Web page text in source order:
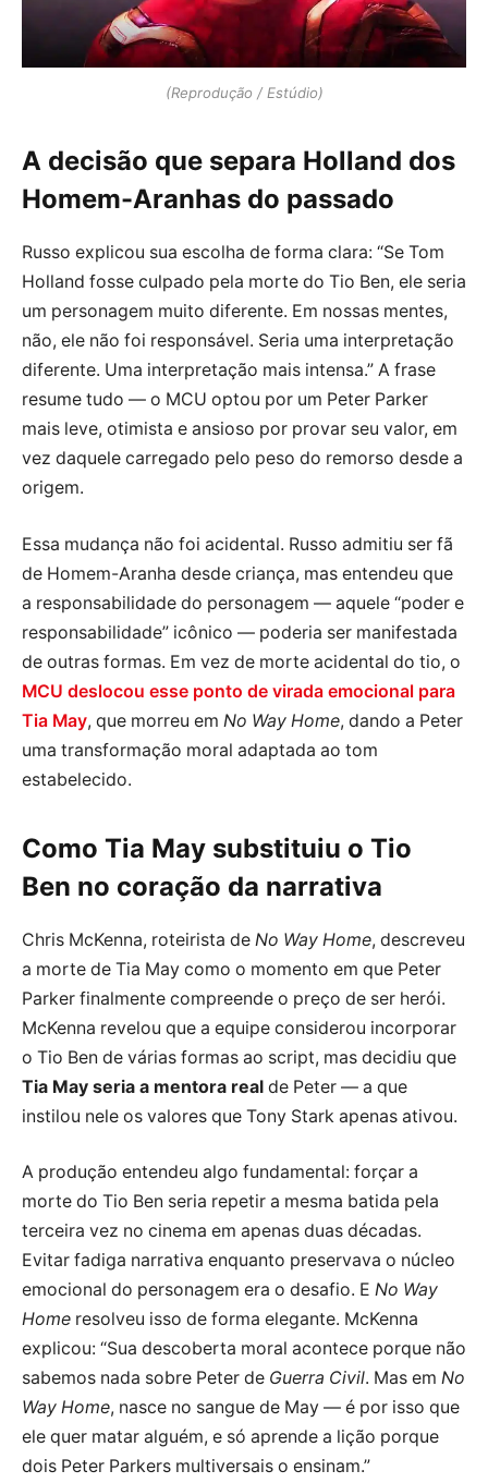
(Reprodução / Estúdio)
A decisão que separa Holland dos
Homem-Aranhas do passado
Russo explicou sua escolha de forma clara: “Se Tom
Holland fosse culpado pela morte do Tio Ben, ele seria
um personagem muito diferente. Em nossas mentes,
não, ele não foi responsável. Seria uma interpretação
diferente. Uma interpretação mais intensa.” A frase
resume tudo — o MCU optou por um Peter Parker
mais leve, otimista e ansioso por provar seu valor, em
vez daquele carregado pelo peso do remorso desde a
origem.
Essa mudança não foi acidental. Russo admitiu ser fã
de Homem-Aranha desde criança, mas entendeu que
a responsabilidade do personagem — aquele “poder e
responsabilidade” icônico — poderia ser manifestada
de outras formas. Em vez de morte acidental do tio, o
MCU deslocou esse ponto de virada emocional para
Tia May, que morreu em No Way Home, dando a Peter
uma transformação moral adaptada ao tom
estabelecido.
Como Tia May substituiu o Tio
Ben no coração da narrativa
Chris McKenna, roteirista de No Way Home, descreveu
a morte de Tia May como o momento em que Peter
Parker finalmente compreende o preço de ser herói.
McKenna revelou que a equipe considerou incorporar
o Tio Ben de várias formas ao script, mas decidiu que
Tia May seria a mentora real de Peter — a que
instilou nele os valores que Tony Stark apenas ativou.
A produção entendeu algo fundamental: forçar a
morte do Tio Ben seria repetir a mesma batida pela
terceira vez no cinema em apenas duas décadas.
Evitar fadiga narrativa enquanto preservava o núcleo
emocional do personagem era o desafio. E No Way
Home resolveu isso de forma elegante. McKenna
explicou: “Sua descoberta moral acontece porque não
sabemos nada sobre Peter de Guerra Civil. Mas em No
Way Home, nasce no sangue de May — é por isso que
ele quer matar alguém, e só aprende a lição porque
dois Peter Parkers multiversais o ensinam.”